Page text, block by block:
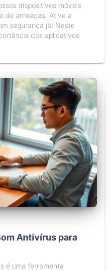
dispositivos móveis
de ameaças. Ative a
segurança já! Neste
dos aplicativos
Antivírus para
é uma ferramenta